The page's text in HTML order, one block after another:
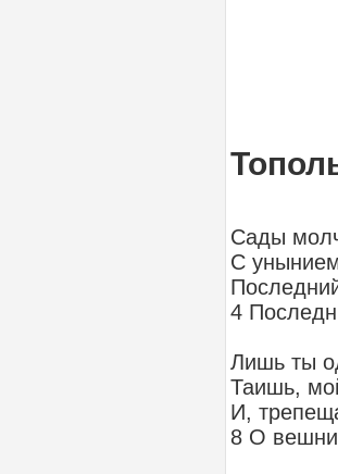
Сады
С
4
Лишь ты
Таишь,
И,
8 О